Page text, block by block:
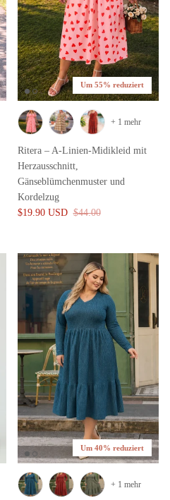
Um 55% reduziert
Ritera – A-Linien-Midikleid mit
Herzausschnitt,
Gänseblümchenmuster und
Kordelzug
$19.90 USD $44.00
+ 1 mehr
Um 40% reduziert
+ 1 mehr